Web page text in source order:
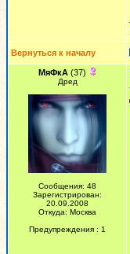
Вернуться к началу
МяФкА(37)
Дред
Сообщения: 48
Зарегистрирован:
20.09.2008
Откуда: Москва
Предупреждения : 1